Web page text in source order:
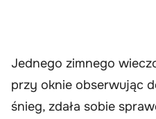
Jednego zimnego
przy oknie obserwując
śnieg, zdała sobie